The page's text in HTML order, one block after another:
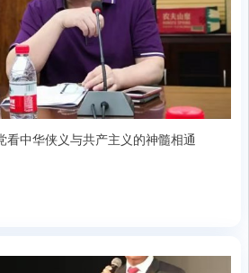
看中华侠义与共产主义的神髓相通